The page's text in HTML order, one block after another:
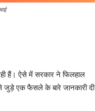
हैं। ऐसे में सरकार ने फिलहाल
जुड़े एक फैसले के बारे जानकारी दी